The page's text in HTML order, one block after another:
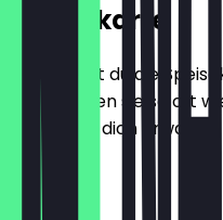
Speisekarte
Hier findest du die
aktualisieren sie so oft
weißt, was dich erwartet.
BRÖTCHEN